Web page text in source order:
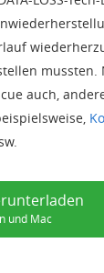
mussten.
auch,
und Mac